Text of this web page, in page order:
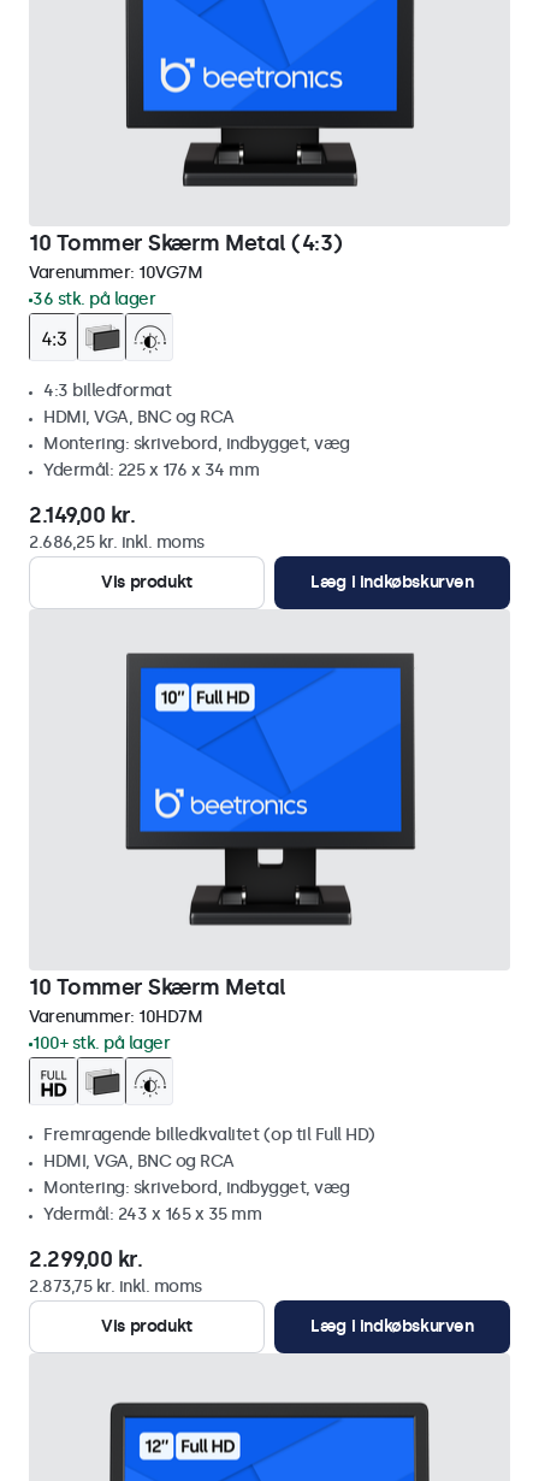
10 Tommer Skærm Metal (4:3)
Varenummer: 10VG7M
36 stk. på lager
4:3 billedformat
HDMI, VGA, BNC og RCA
Montering: skrivebord, indbygget, væg
Ydermål: 225 x 176 x 34 mm
2.149,00 kr.
2.686,25 kr. inkl. moms
Vis produkt
Læg i indkøbskurven
10 Tommer Skærm Metal
Varenummer: 10HD7M
100+ stk. på lager
Fremragende billedkvalitet (op til Full HD)
HDMI, VGA, BNC og RCA
Montering: skrivebord, indbygget, væg
Ydermål: 243 x 165 x 35 mm
2.299,00 kr.
2.873,75 kr. inkl. moms
Vis produkt
Læg i indkøbskurven